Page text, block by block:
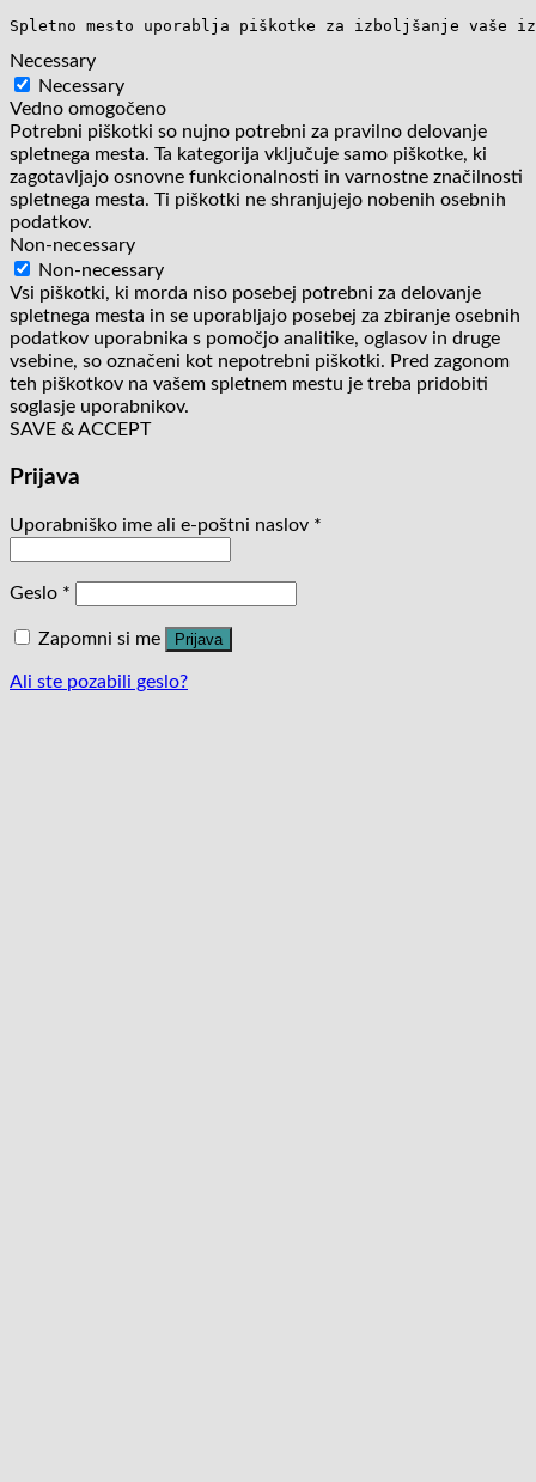
Spletno mesto uporablja piškotke za izboljšanje vaše
Necessary
Necessary
Vedno omogočeno
Potrebni piškotki so nujno potrebni za pravilno delovanje
spletnega mesta. Ta kategorija vključuje samo piškotke, ki
zagotavljajo osnovne funkcionalnosti in varnostne značilnosti
spletnega mesta. Ti piškotki ne shranjujejo nobenih osebnih
podatkov.
Non-necessary
Non-necessary
Vsi piškotki, ki morda niso posebej potrebni za delovanje
spletnega mesta in se uporabljajo posebej za zbiranje osebnih
podatkov uporabnika s pomočjo analitike, oglasov in druge
vsebine, so označeni kot nepotrebni piškotki. Pred zagonom
teh piškotkov na vašem spletnem mestu je treba pridobiti
soglasje uporabnikov.
SAVE & ACCEPT
Prijava
Uporabniško ime ali e-poštni naslov *
Geslo *
Zapomni si me Prijava
Ali ste pozabili geslo?